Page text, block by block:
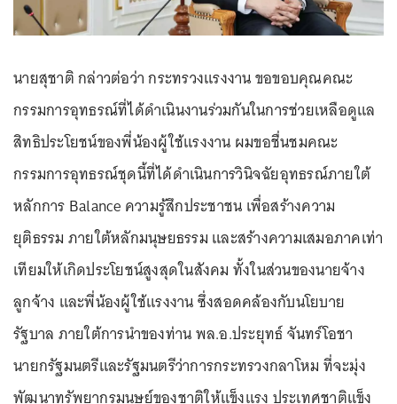
นายสุชาติ กล่าวต่อว่า กระทรวงแรงงาน ขอขอบคุณคณะ
กรรมการอุทธรณ์ที่ได้ดำเนินงานร่วมกันในการช่วยเหลือดูแล
สิทธิประโยชน์ของพี่น้องผู้ใช้แรงงาน ผมขอชื่นชมคณะ
กรรมการอุทธรณ์ชุดนี้ที่ได้ดำเนินการวินิจฉัยอุทธรณ์ภายใต้
หลักการ Balance ความรู้สึกประชาชน เพื่อสร้างความ
ยุติธรรม ภายใต้หลักมนุษยธรรม และสร้างความเสมอภาคเท่า
เทียมให้เกิดประโยชน์สูงสุดในสังคม ทั้งในส่วนของนายจ้าง
ลูกจ้าง และพี่น้องผู้ใช้แรงงาน ซึ่งสอดคล้องกับนโยบาย
รัฐบาล ภายใต้การนำของท่าน พล.อ.ประยุทธ์ จันทร์โอชา
นายกรัฐมนตรีและรัฐมนตรีว่าการกระทรวงกลาโหม ที่จะมุ่ง
พัฒนาทรัพยากรมนุษย์ของชาติให้แข็งแรง ประเทศชาติแข็ง